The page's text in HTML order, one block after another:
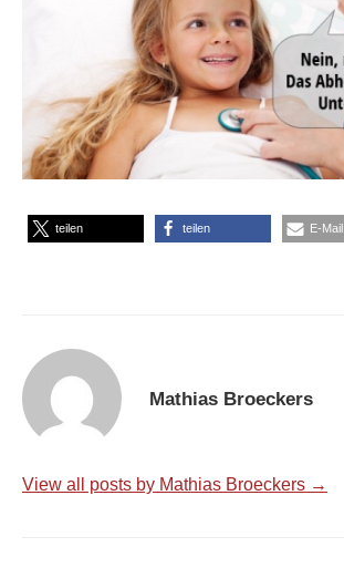
teilen teilen E-Mail
Mathias Broeckers
View all posts by Mathias Broeckers →